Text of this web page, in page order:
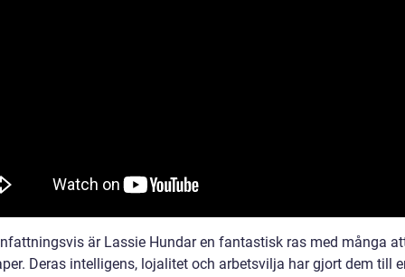
är Lassie Hundar en fantastisk ras med många
Deras intelligens, lojalitet och arbetsvilja har gjort dem till